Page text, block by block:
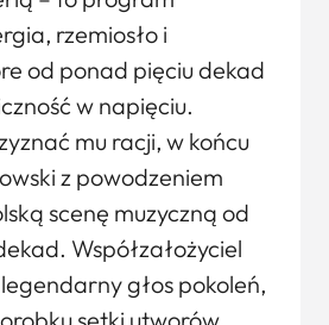
rzemiosło i
od ponad pięciu dekad
w napięciu.
mu racji, w końcu
z powodzeniem
scenę muzyczną od
Współzałożyciel
głos pokoleń,